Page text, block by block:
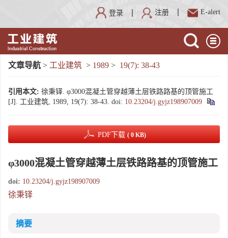
登录 注册 E-alert
文章导航 > 工业建筑 > 1989 > 19(7): 38-43
引用本文: 徐秉铎. φ3000混凝土管穿越薄土层铁路路基的顶管施工
[J]. 工业建筑, 1989, 19(7): 38-43. doi: 10.23204/j.gyjz198907009
PDF下载 ( 0 KB)
φ3000混凝土管穿越薄土层铁路路基的顶管施工
doi: 10.23204/j.gyjz198907009
徐秉铎
摘要